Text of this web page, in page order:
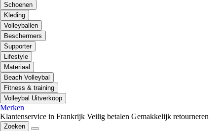
Schoenen
Kleding
Volleyballen
Beschermers
Supporter
Lifestyle
Materiaal
Beach Volleybal
Fitness & training
Volleybal Uitverkoop
Merken
Klantenservice in Frankrijk Veilig betalen Gemakkelijk retourneren
Zoeken